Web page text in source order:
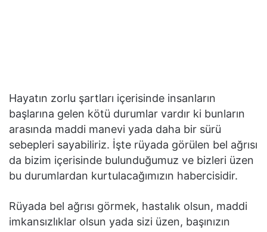
Hayatın zorlu şartları içerisinde insanların
başlarına gelen kötü durumlar vardır ki bunların
arasında maddi manevi yada daha bir sürü
sebepleri sayabiliriz. İşte rüyada görülen bel ağrısı
da bizim içerisinde bulunduğumuz ve bizleri üzen
bu durumlardan kurtulacağımızın habercisidir.
Rüyada bel ağrısı görmek, hastalık olsun, maddi
imkansızlıklar olsun yada sizi üzen, başınızın